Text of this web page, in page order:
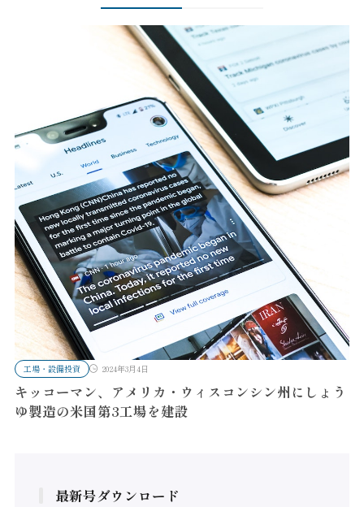
工場・設備投資 2024年3月4日
キッコーマン、アメリカ・ウィスコンシン州にしょう
ゆ製造の米国第3工場を建設
最新号ダウンロード